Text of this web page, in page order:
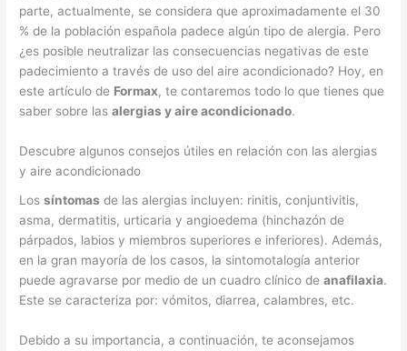
parte, actualmente, se considera que aproximadamente el 30
% de la población española padece algún tipo de alergia. Pero
¿es posible neutralizar las consecuencias negativas de este
padecimiento a través de uso del aire acondicionado? Hoy, en
este artículo de Formax, te contaremos todo lo que tienes que
saber sobre lasalergias y aire acondicionado.
Descubre algunos consejos útiles en relación con las alergias
y aire acondicionado
Lossíntomas de las alergias incluyen: rinitis, conjuntivitis,
asma, dermatitis, urticaria y angioedema (hinchazón de
párpados, labios y miembros superiores e inferiores). Además,
en la gran mayoría de los casos, la sintomotalogía anterior
puede agravarse por medio de un cuadro clínico deanafilaxia.
Este se caracteriza por: vómitos, diarrea, calambres, etc.
Debido a su importancia, a continuación, te aconsejamos